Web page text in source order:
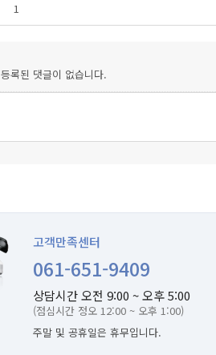
1
등록된 댓글이 없습니다.
고객만족센터
061-651-9409
상담시간 오전 9:00 ~ 오후 5:00
(점심시간 정오 12:00 ~ 오후 1:00)
주말 및 공휴일은 휴무입니다.